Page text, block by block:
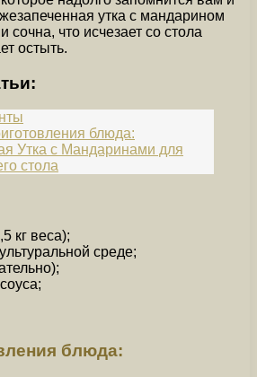
утка с мандарином
сочна, что исчезает со стола
остыть.
блюда:
Утка с Мандаринами для
стола
кг веса);
среде;
блюда: